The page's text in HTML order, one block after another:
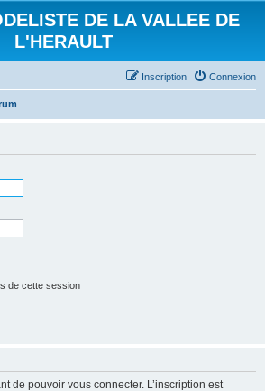
DE LA VALLEE DE
L'HERAULT
Connexion
Inscription
de cette session
de pouvoir vous connecter. L’inscription est